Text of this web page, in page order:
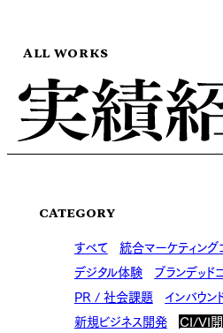
ALL WORKS
CATEGORY
すべて 統合マーケティング
デジタル体験
ブランデッド
PR / 社会課題 インバウ
新規ビジネス開発
CI/VI